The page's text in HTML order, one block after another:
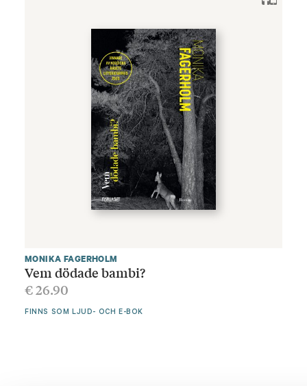
MONIKA FAGERHOLM
Vem dödade bambi?
€26.90
FINNS SOM LJUD- OCH E-BOK